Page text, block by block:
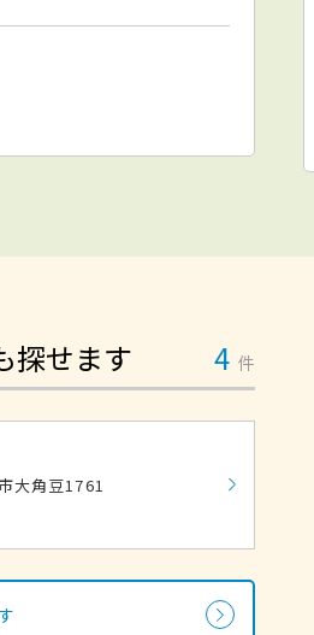
探せます 4 件
大角豆1761